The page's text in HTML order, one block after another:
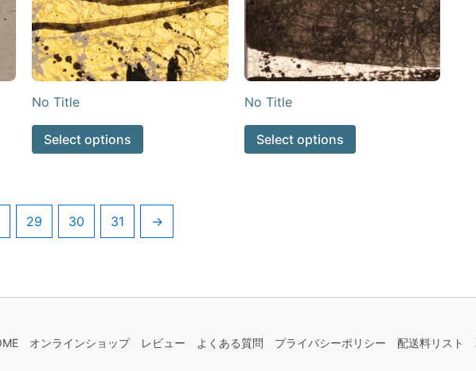
No Title
Select options
No Title
Select options
29 30 31 →
オンラインショップ レビュー よくある質問 プライバシーポリシー 配送料リスト